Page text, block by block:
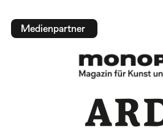
Medienpartner